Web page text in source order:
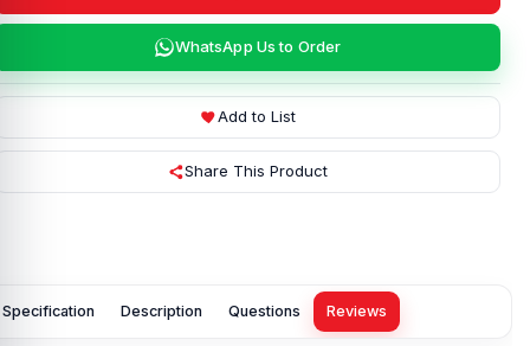
WhatsApp Us to Order
Add to List
Share This Product
Specification Description Questions Reviews